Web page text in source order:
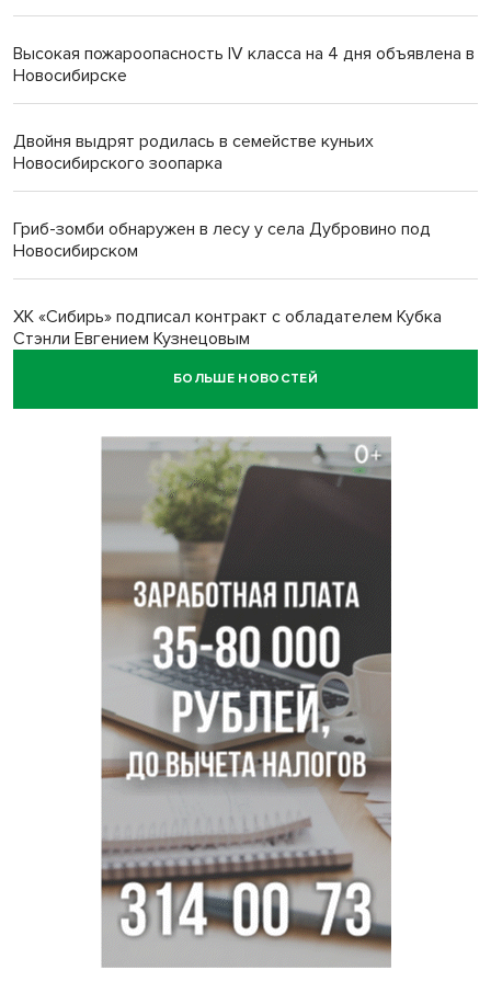
Высокая пожароопасность IV класса на 4 дня объявлена в
Новосибирске
Двойня выдрят родилась в семействе куньих
Новосибирского зоопарка
Гриб-зомби обнаружен в лесу у села Дубровино под
Новосибирском
ХК «Сибирь» подписал контракт с обладателем Кубка
Стэнли Евгением Кузнецовым
Отправил инвалида на СВО и получил его «посмертные»
Андрей Травников поздравил новосибирцев с
юбилейным Днем строителя
Ученики новосибирского лицея победили в
Международной олимпиаде по ИИ
Остановку электричек о.п. Радуга Сибири начали строить
БОЛЬШЕ НОВОСТЕЙ